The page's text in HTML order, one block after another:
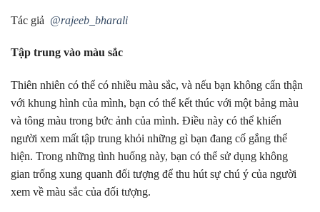
Tác giả @rajeeb_bharali
Tập trung vào màu sắc
Thiên nhiên có thể có nhiều màu sắc, và nếu bạn không cẩn thận
với khung hình của mình, bạn có thể kết thúc với một bảng màu
và tông màu trong bức ảnh của mình. Điều này có thể khiến
người xem mất tập trung khỏi những gì bạn đang cố gắng thể
hiện. Trong những tình huống này, bạn có thể sử dụng không
gian trống xung quanh đối tượng để thu hút sự chú ý của người
xem về màu sắc của đối tượng.